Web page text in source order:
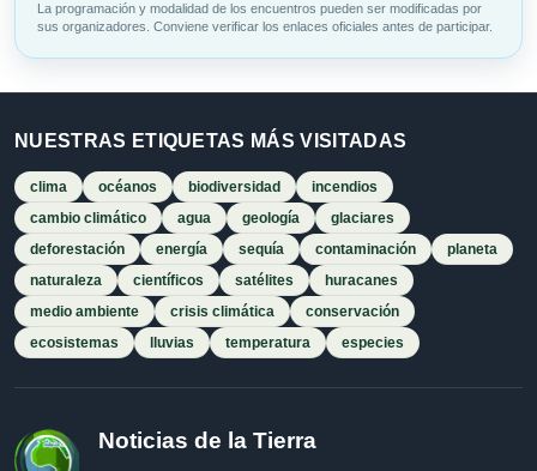
La programación y modalidad de los encuentros pueden ser modificadas por
sus organizadores. Conviene verificar los enlaces oficiales antes de participar.
NUESTRAS ETIQUETAS MÁS VISITADAS
clima océanos biodiversidad
incendios
cambio climático
agua geología
glaciares
deforestación
energía sequía contaminación
planeta
naturaleza
científicos satélites
huracanes
medio ambiente
crisis climática
conservación
ecosistemas
lluvias temperatura especies
Noticias de la Tierra